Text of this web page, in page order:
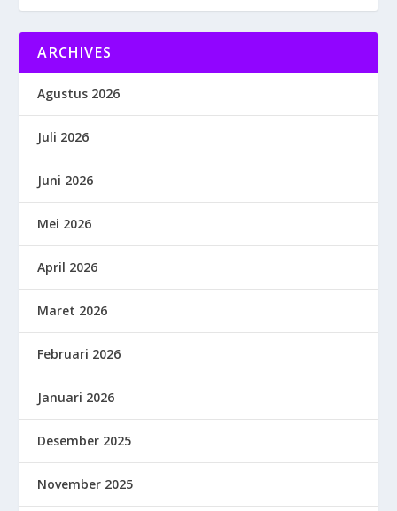
ARCHIVES
Agustus 2026
Juli 2026
Juni 2026
Mei 2026
April 2026
Maret 2026
Februari 2026
Januari 2026
Desember 2025
November 2025